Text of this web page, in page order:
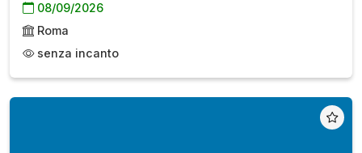
08/09/2026
Roma
senza incanto